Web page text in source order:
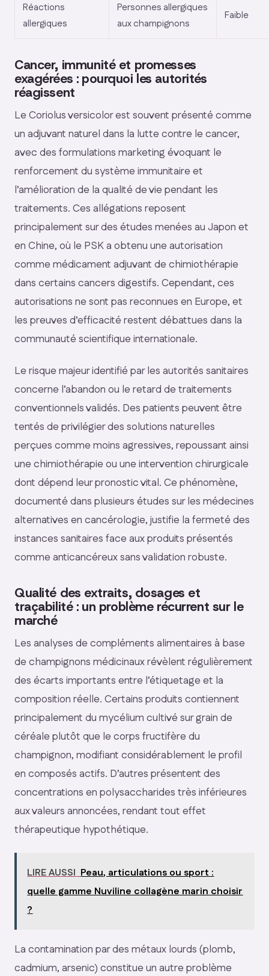
Réactions
allergiques
Personnes allergiques
aux champignons
Faible
Cancer, immunité et promesses
exagérées : pourquoi les autorités
réagissent
Le Coriolus versicolor est souvent présenté comme
un adjuvant naturel dans la lutte contre le cancer,
avec des formulations marketing évoquant le
renforcement du système immunitaire et
l’amélioration de la qualité de vie pendant les
traitements. Ces allégations reposent
principalement sur des études menées au Japon et
en Chine, où le PSK a obtenu une autorisation
comme médicament adjuvant de chimiothérapie
dans certains cancers digestifs. Cependant, ces
autorisations ne sont pas reconnues en Europe, et
les preuves d’efficacité restent débattues dans la
communauté scientifique internationale.
Le risque majeur identifié par les autorités sanitaires
concerne l’abandon ou le retard de traitements
conventionnels validés. Des patients peuvent être
tentés de privilégier des solutions naturelles
perçues comme moins agressives, repoussant ainsi
une chimiothérapie ou une intervention chirurgicale
dont dépend leur pronostic vital. Ce phénomène,
documenté dans plusieurs études sur les médecines
alternatives en cancérologie, justifie la fermeté des
instances sanitaires face aux produits présentés
comme anticancéreux sans validation robuste.
Qualité des extraits, dosages et
traçabilité : un problème récurrent sur le
marché
Les analyses de compléments alimentaires à base
de champignons médicinaux révèlent régulièrement
des écarts importants entre l’étiquetage et la
composition réelle. Certains produits contiennent
principalement du mycélium cultivé sur grain de
céréale plutôt que le corps fructifère du
champignon, modifiant considérablement le profil
en composés actifs. D’autres présentent des
concentrations en polysaccharides très inférieures
aux valeurs annoncées, rendant tout effet
thérapeutique hypothétique.
LIRE AUSSI Peau, articulations ou sport :
quelle gamme Nuviline collagène marin choisir
?
La contamination par des métaux lourds (plomb,
cadmium, arsenic) constitue un autre problème